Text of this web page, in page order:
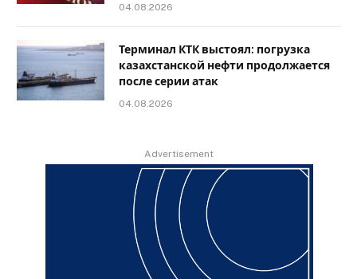
04.08.2026
Терминал КТК выстоял: погрузка
казахстанской нефти продолжается
после серии атак
04.08.2026
Advertisement